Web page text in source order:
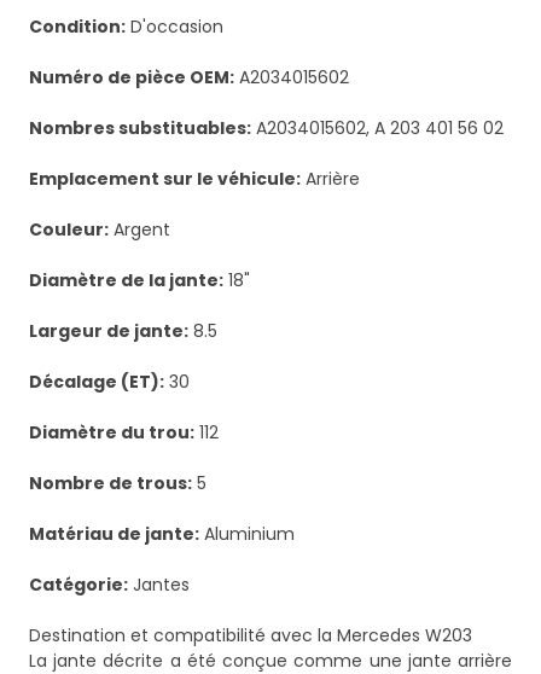
Condition: D'occasion
Numéro de pièce OEM: A2034015602
Nombres substituables: A2034015602, A 203 401 56 02
Emplacement sur le véhicule: Arrière
Couleur: Argent
Diamètre de la jante: 18"
Largeur de jante: 8.5
Décalage (ET): 30
Diamètre du trou: 112
Nombre de trous: 5
Matériau de jante: Aluminium
Catégorie: Jantes
Destination et compatibilité avec la Mercedes W203
La jante décrite a été conçue comme une jante arrière